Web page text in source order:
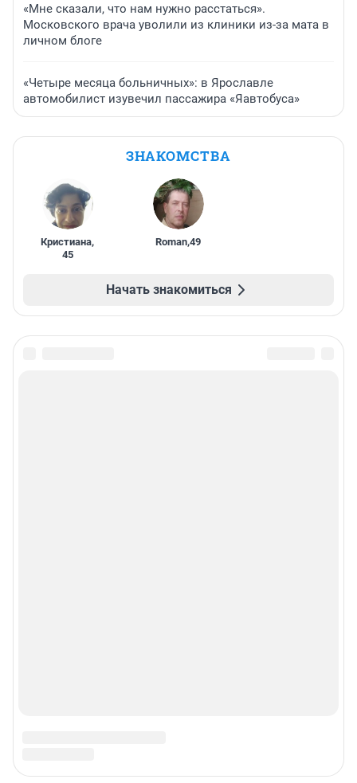
«Мне сказали, что нам нужно расстаться».
Московского врача уволили из клиники из-за мата в
личном блоге
«Четыре месяца больничных»: в Ярославле
автомобилист изувечил пассажира «Яавтобуса»
ЗНАКОМСТВА
Кристиана,
45
Roman,49
Начать знакомиться